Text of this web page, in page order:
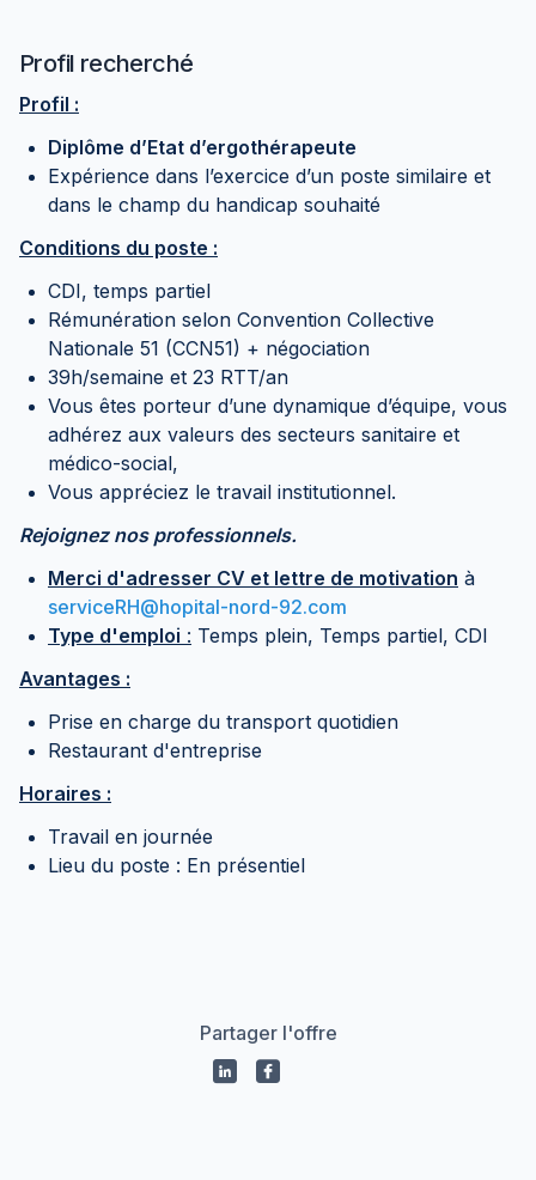
Profil recherché
Profil :
Diplôme d’Etat d’ergothérapeute
Expérience dans l’exercice d’un poste similaire et
dans le champ du handicap souhaité
Conditions du poste :
CDI, temps partiel
Rémunération selon Convention Collective
Nationale 51 (CCN51) + négociation
39h/semaine et 23 RTT/an
Vous êtes porteur d’une dynamique d’équipe, vous
adhérez aux valeurs des secteurs sanitaire et
médico-social,
Vous appréciez le travail institutionnel.
Rejoignez nos professionnels.
Merci d'adresser CV et lettre de motivation à
serviceRH@hopital-nord-92.com
Type d'emploi : Temps plein, Temps partiel, CDI
Avantages :
Prise en charge du transport quotidien
Restaurant d'entreprise
Horaires :
Travail en journée
Lieu du poste : En présentiel
Partager l'offre